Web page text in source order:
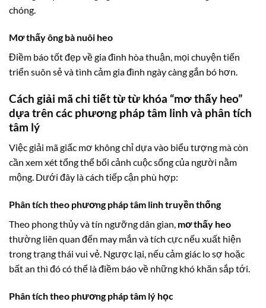
chóng.
Mơ thấy ông bà nuôi heo
Điềm báo tốt đẹp về gia đình hòa thuận, mọi chuyện tiến
triển suôn sẻ và tình cảm gia đình ngày càng gắn bó hơn.
Cách giải mã chi tiết từ từ khóa “mơ thấy heo”
dựa trên các phương pháp tâm linh và phân tích
tâm lý
Việc giải mã giấc mơ không chỉ dựa vào biểu tượng mà còn
cần xem xét tổng thể bối cảnh cuộc sống của người nằm
mộng. Dưới đây là cách tiếp cận phù hợp:
Phân tích theo phương pháp tâm linh truyền thống
Theo phong thủy và tín ngưỡng dân gian, mơ thấy heo
thường liên quan đến may mắn và tích cực nếu xuất hiện
trong trạng thái vui vẻ. Ngược lại, nếu cảm giác lo sợ hoặc
bất an thì đó có thể là điềm báo về những khó khăn sắp tới.
Phân tích theo phương pháp tâm lý học